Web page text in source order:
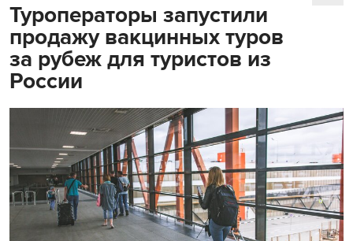
Туроператоры запустили
продажу вакцинных туров
за рубеж для туристов из
России